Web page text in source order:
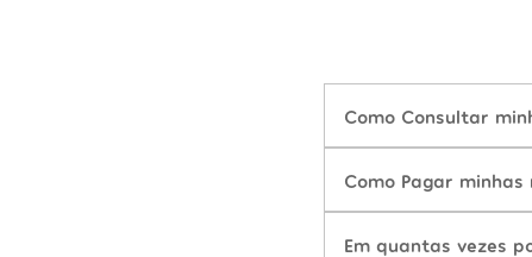
Como Consultar
Como Pagar
Em quantas vezes